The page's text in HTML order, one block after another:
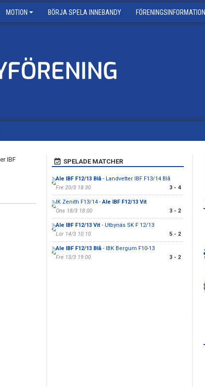
MOTION BÖRJA SPELA INNEBANDY FÖRENINGSINFORMATION
SPELADE MATCHER
Ale IBF F12/13 Blå- Landvetter IBF F13/14 Blå
Fre 20/3 18:30
3 - 4
IK Zenith F13/14 -Ale IBF F12/13 Vit
Ons 18/3 18:00
3 - 2
Ale IBF F12/13 Vit- Utbynäs SK F 12/13
Lör 14/3 10:10
5 - 2
Ale IBF F12/13 Blå- IBK Bergum F10-13
Fre 13/3 19:00
3 - 2